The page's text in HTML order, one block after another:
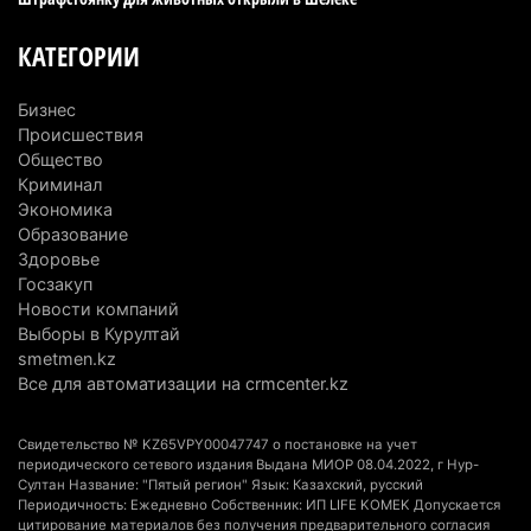
горах Алматинской области после камнепада
Алматинской области, судят спустя год после
трагедии
5 августа 2026 г. 09:17
В Алматинской области запустят производство
катеров для Formula-1 H2O и откроют академию
пилотов
В Alatau City Authority назначили нового
Партия «Әділет» предложила превратить
университеты в центры технологий и новых
КАТЕГОРИИ
Бизнес
Происшествия
Общество
Криминал
Экономика
Образование
Здоровье
Госзакуп
Новости компаний
Выборы в Курултай
smetmen.kz
Все для автоматизации на crmcenter.kz
Свидетельство № KZ65VPY00047747 о постановке на учет
периодического сетевого издания Выдана МИОР 08.04.2022, г Нур-
Султан Название: "Пятый регион" Язык: Казахский, русский
Периодичность: Ежедневно Собственник: ИП LIFE KOMEK Допускается
цитирование материалов без получения предварительного согласия